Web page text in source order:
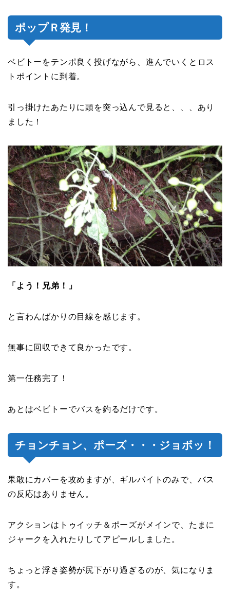
ポップＲ発見！
ベビトーをテンポ良く投げながら、進んでいくとロス
トポイントに到着。
引っ掛けたあたりに頭を突っ込んで見ると、、、あり
ました！
「よう！兄弟！」
と言わんばかりの目線を感じます。
無事に回収できて良かったです。
第一任務完了！
あとはベビトーでバスを釣るだけです。
チョンチョン、ポーズ・・・ジョボッ！
果敢にカバーを攻めますが、ギルバイトのみで、バス
の反応はありません。
アクションはトゥイッチ＆ポーズがメインで、たまに
ジャークを入れたりしてアピールしました。
ちょっと浮き姿勢が尻下がり過ぎるのが、気になりま
す。